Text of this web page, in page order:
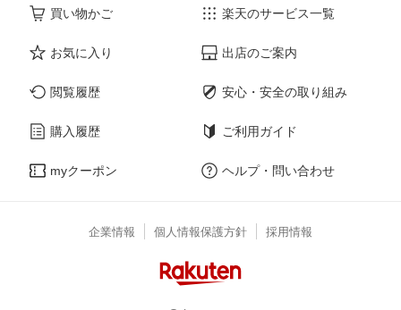
買い物かご
お気に入り
閲覧履歴
購入履歴
myクーポン
楽天のサービス一覧
出店のご案内
安心・安全の取り組み
ご利用ガイド
ヘルプ・問い合わせ
企業情報 個人情報保護方針 採用情報